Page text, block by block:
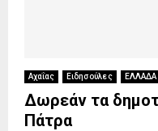
Αχαΐας Ειδησούλες ΕΛΛΑΔΑ
Δωρεάν τα
Πάτρα